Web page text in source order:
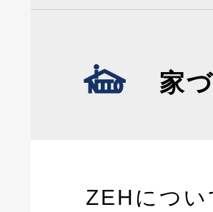
家
ZEHについ